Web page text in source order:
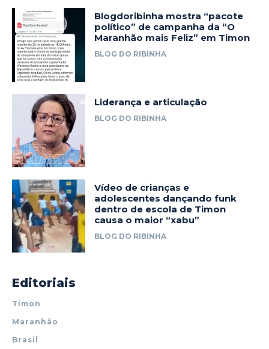
Blogdoribinha mostra “pacote
político” de campanha da “O
Maranhão mais Feliz” em Timon
BLOG DO RIBINHA
Liderança e articulação
BLOG DO RIBINHA
Vídeo de crianças e
adolescentes dançando funk
dentro de escola de Timon
causa o maior “xabu”
BLOG DO RIBINHA
Editoriais
Timon
Maranhão
Brasil